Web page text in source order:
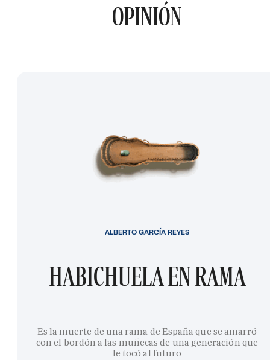
OPINIÓN
HABICHUELA EN RAMA
Es la muerte de una rama de España que se amarró
con el bordón a las muñecas de una generación que
le tocó al futuro
ALBERTO GARCÍA REYES